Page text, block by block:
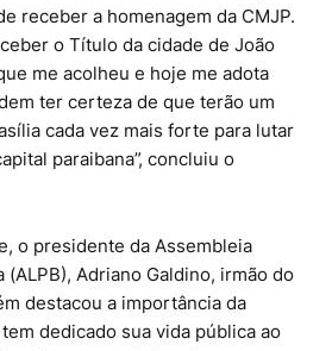
receber a homenagem da CMJP.
o Título da cidade de João
me acolheu e hoje me adota
ter certeza de que terão um
cada vez mais forte para lutar
paraibana”, concluiu o
o presidente da Assembleia
(ALPB), Adriano Galdino, irmão do
destacou a importância da
dedicado sua vida pública ao